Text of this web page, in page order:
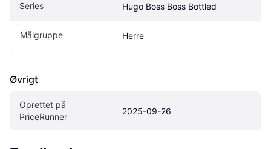
Series Hugo Boss Boss Bottled
Målgruppe Herre
Øvrigt
Oprettet på
PriceRunner
2025-09-26